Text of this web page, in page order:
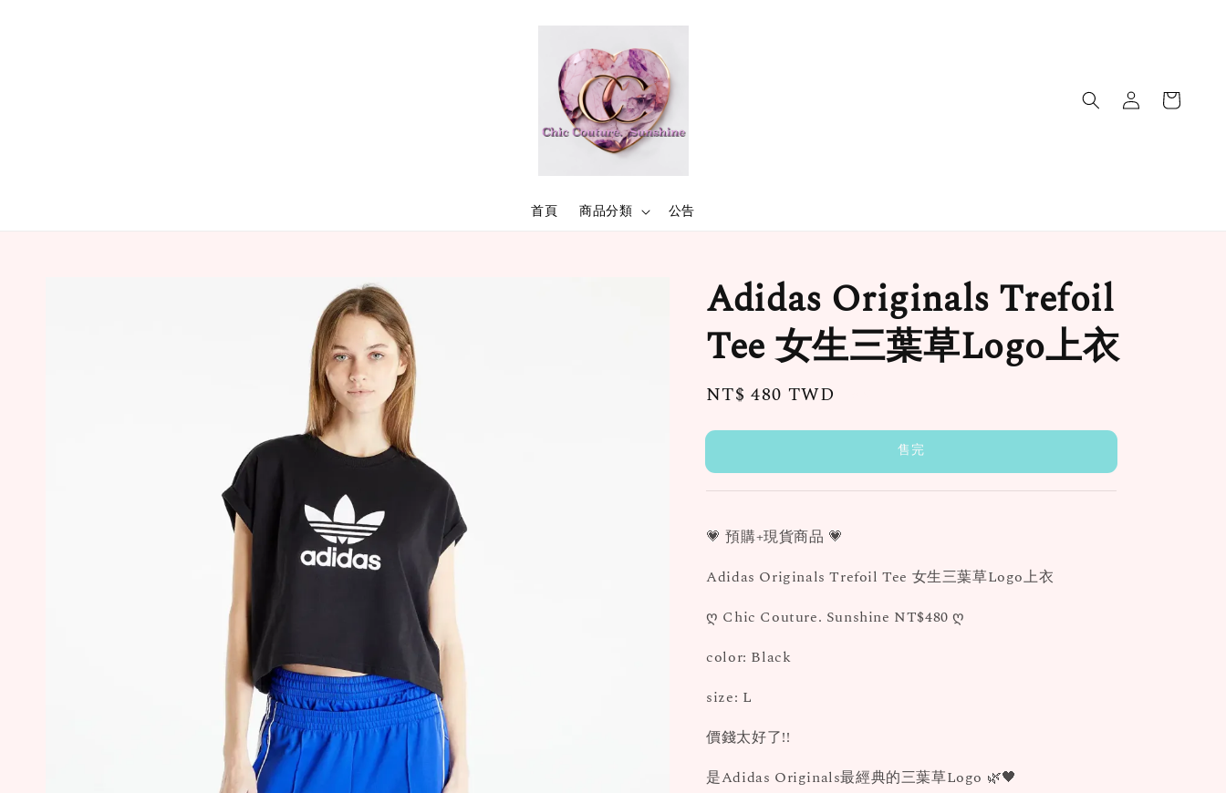
首頁 商品分類 公告
Adidas Originals Trefoil
Tee 女生三葉草Logo上衣
Regular
NT$ 480 TWD
售完
💗 預購+現貨商品 💗
Adidas Originals Trefoil Tee 女生三葉草Logo上衣
ღ Chic Couture. Sunshine NT$480 ღ
color: Black
size: L
價錢太好了!!
是Adidas Originals最經典的三葉草Logo 🌿🖤